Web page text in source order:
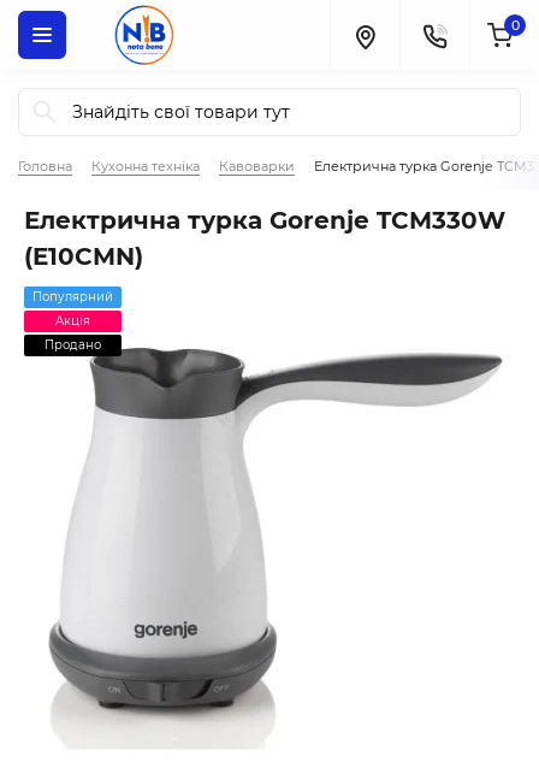
0
Головна Кухонна техніка Кавоварки Електрична турка Gorenje
Електрична турка Gorenje TCM330W
(E10CMN)
Популярний
Акція
Продано